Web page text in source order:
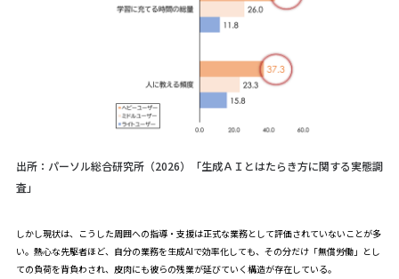
出所：パーソル総合研究所（2026）「生成ＡＩとはたらき方に関する実態調
査」
しかし現状は、こうした周囲への指導・支援は正式な業務として評価されていないことが多
い。熱心な先駆者ほど、自分の業務を生成AIで効率化しても、その分だけ「無償労働」とし
ての負荷を背負わされ、皮肉にも彼らの残業が延びていく構造が存在している。